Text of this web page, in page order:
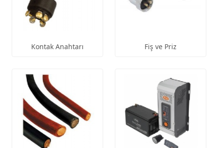
Kontak Anahtarı Fiş ve Priz